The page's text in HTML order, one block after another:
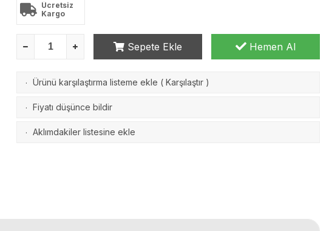
Ücretsiz
Kargo
Sepete Ekle Hemen Al
· Ürünü karşılaştırma listeme ekle ( Karşılaştır )
· Fiyatı düşünce bildir
· Aklımdakiler listesine ekle